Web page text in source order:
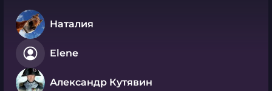
Наталия
Elene
Александр Кутявин